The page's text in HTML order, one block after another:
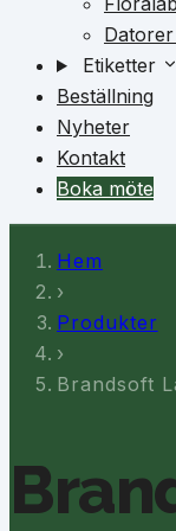
Etiketter
Beställning
Nyheter
Kontakt
Boka möte
Hem
›
Produkter
›
Brandsoft